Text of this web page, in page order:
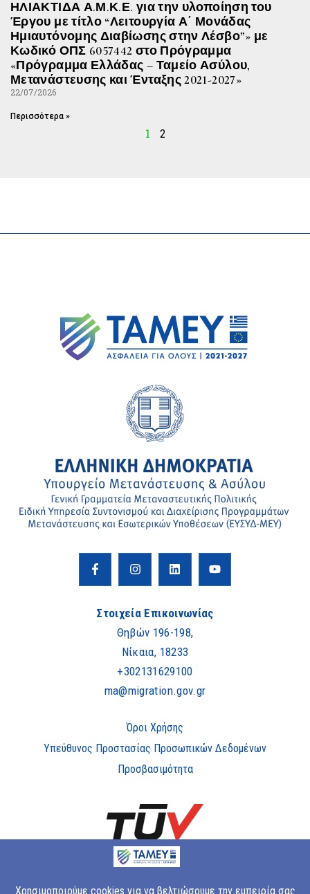
ΗΛΙΑΚΤΙΔΑ Α.Μ.Κ.Ε. για την υλοποίηση του
Έργου με τίτλο “Λειτουργία Α΄ Μονάδας
Ημιαυτόνομης Διαβίωσης στην Λέσβο”» με
Κωδικό ΟΠΣ 6057442 στο Πρόγραμμα
«Πρόγραμμα Ελλάδας – Ταμείο Ασύλου,
Μετανάστευσης και Ένταξης 2021-2027»
22/07/2026
Περισσότερα »
1 2
Στοιχεία Επικοινωνίας
Θηβών 196-198,
Νίκαια, 18233
+302131629100
ma@migration.gov.gr
Όροι Χρήσης
Υπεύθυνος Προστασίας Προσωπικών Δεδομένων
Προσβασιμότητα